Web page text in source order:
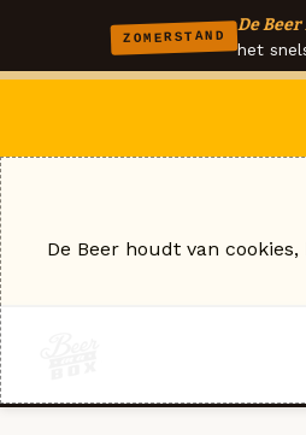
ZOMERSTAND
De
het
De Beer houdt van